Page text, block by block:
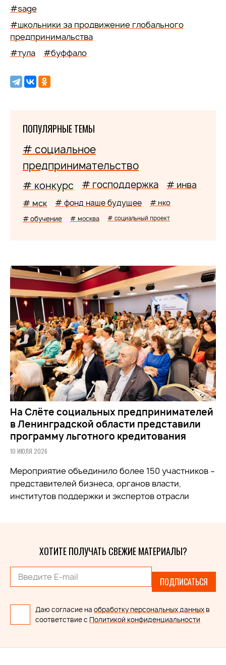
#sage
#школьники за продвижение глобального
предпринимальства
#тула
#буффало
ПОПУЛЯРНЫЕ ТЕМЫ
# социальное
предпринимательство
# конкурс # господдержка # инва
# мск # фонд наше будущее # нко
# обучение # москва # социальный проект
На Слёте социальных предпринимателей
в Ленинградской области представили
программу льготного кредитования
10 ИЮЛЯ 2026
Мероприятие объединило более 150 участников –
представителей бизнеса, органов власти,
институтов поддержки и экспертов отрасли
ХОТИТЕ ПОЛУЧАТЬ СВЕЖИЕ МАТЕРИАЛЫ?
ПОДПИСАТЬСЯ
Даю согласие на обработку персональных данных в
соответствие с Политикой конфиденциальности